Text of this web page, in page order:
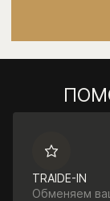
TRAIDE-IN
Обменяем